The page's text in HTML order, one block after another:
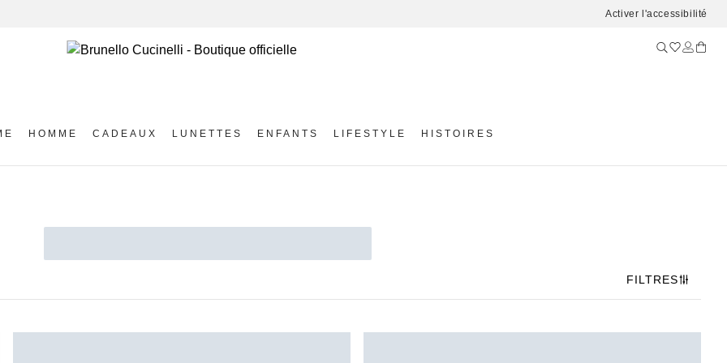
Activer l'accessibilité
HOMME CADEAUX LUNETTES ENFANTS LIFESTYLE HISTOIRES
FILTRES